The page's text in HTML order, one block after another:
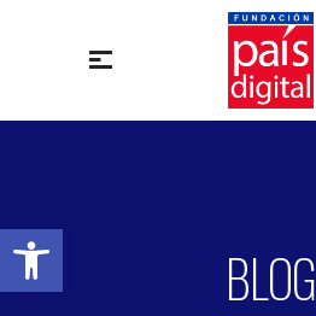
Abrir barra de herramientas
BLOG